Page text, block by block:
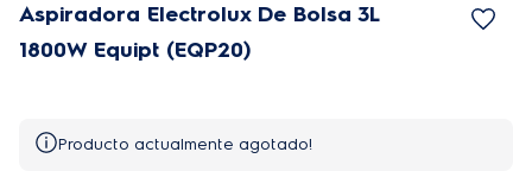
Aspiradora Electrolux De Bolsa 3L
1800W Equipt (EQP20)
Producto actualmente agotado!